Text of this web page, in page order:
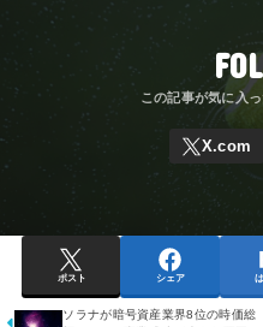
ポスト シェア
ソラナが暗号資産業界8位の時価総